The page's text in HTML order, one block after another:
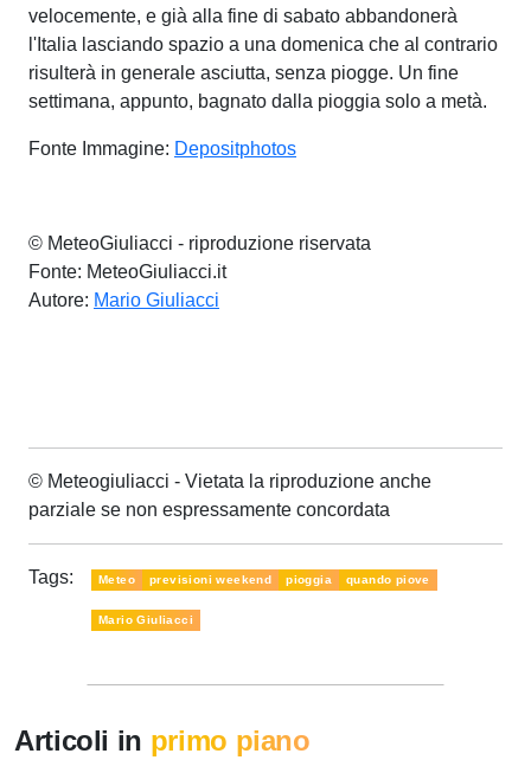
velocemente, e già alla fine di sabato abbandonerà
l'Italia lasciando spazio a una domenica che al contrario
risulterà in generale asciutta, senza piogge. Un fine
settimana, appunto, bagnato dalla pioggia solo a metà.
Fonte Immagine: Depositphotos
© MeteoGiuliacci - riproduzione riservata
Fonte: MeteoGiuliacci.it
Autore: Mario Giuliacci
© Meteogiuliacci - Vietata la riproduzione anche
parziale se non espressamente concordata
Tags: Meteo previsioni weekend pioggia quando piove
Mario Giuliacci
Articoli in primo piano